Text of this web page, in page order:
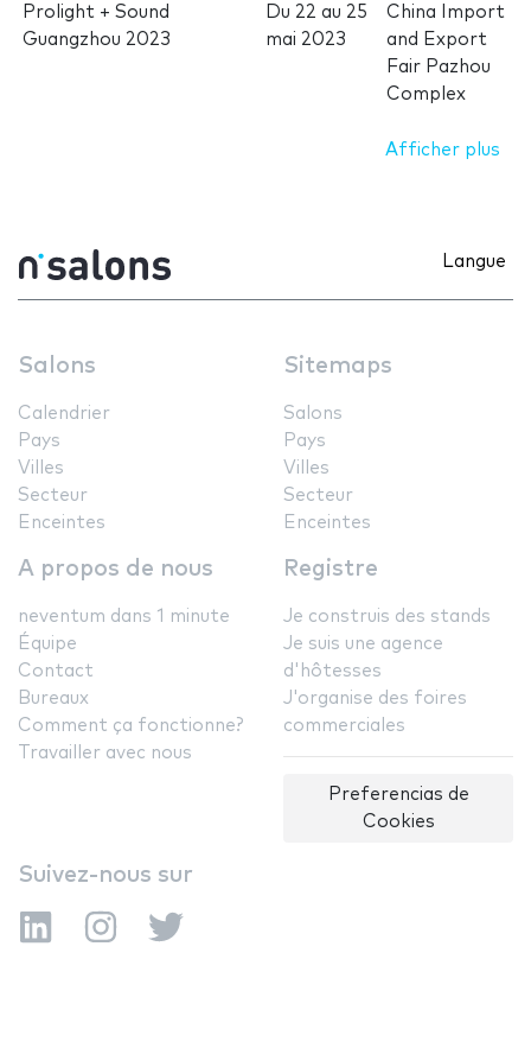
Prolight + Sound
Guangzhou 2023
Du 22 au 25
mai 2023
China Import
and Export
Fair Pazhou
Complex
Afficher plus
Langue
Salons
Calendrier
Pays
Villes
Secteur
Enceintes
Sitemaps
Salons
Pays
Villes
Secteur
Enceintes
A propos de nous
neventum dans 1 minute
Équipe
Contact
Bureaux
Comment ça fonctionne?
Travailler avec nous
Registre
Je construis des stands
Je suis une agence
d'hôtesses
J'organise des foires
commerciales
Preferencias de
Cookies
Suivez-nous sur